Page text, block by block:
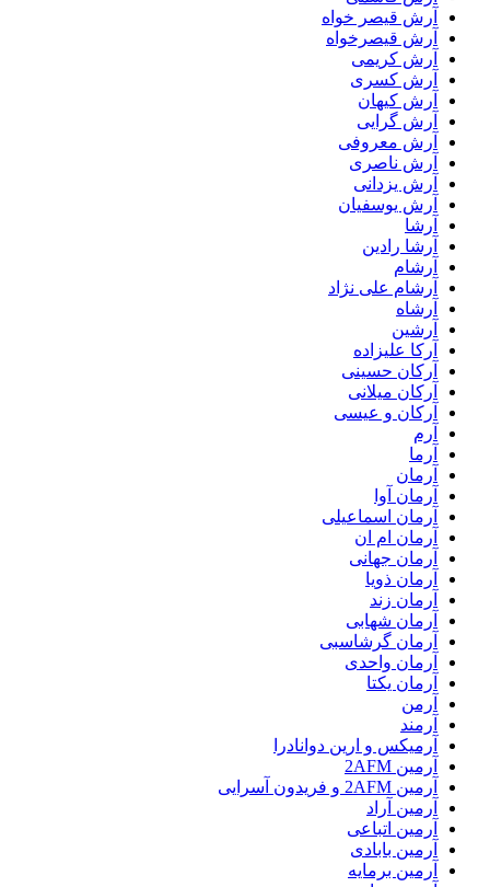
آرش قیصر خواه
آرش قیصرخواه
آرش کریمی
آرش کسری
آرش کیهان
آرش گرایی
آرش معروفی
آرش ناصری
آرش یزدانی
آرش یوسفیان
آرشا
آرشا رادین
آرشام
آرشام علی نژاد
آرشاه
آرشین
آرکا علیزاده
آرکان حسینی
آرکان میلانی
آرکان و عیسی
آرم
آرما
آرمان
آرمان آوا
آرمان اسماعیلی
آرمان ام ان
آرمان جهانی
آرمان ذویا
آرمان زند
آرمان شهابی
آرمان گرشاسبی
آرمان واحدی
آرمان یکتا
آرمن
آرمند
آرمیکس و ارین دوانادرا
آرمین 2AFM
آرمین 2AFM و فریدون آسرایی
آرمین آراد
آرمین اتباعی
آرمین بابادی
آرمین برمایه